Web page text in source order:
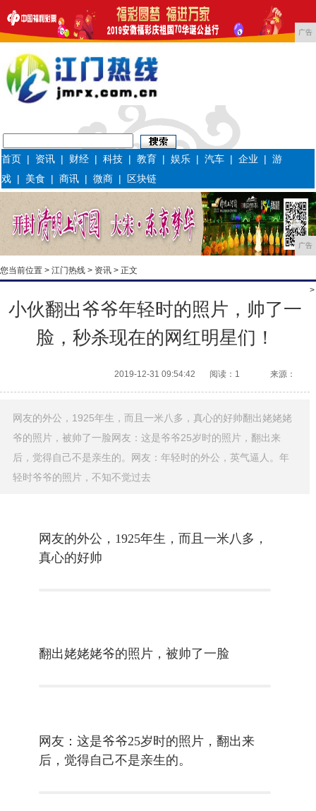
广告
首页 | 资讯 | 财经 |科技 |教育 |娱乐 |汽车 |企业 |游
戏 | 美食 |商讯 |微商 | 区块链
广告
您当前位置 > 江门热线 > 资讯 > 正文
>
小伙翻出爷爷年轻时的照片，帅了一
脸，秒杀现在的网红明星们！
2019-12-31 09:54:42 阅读：1 来源：
网友的外公，1925年生，而且一米八多，真心的好帅翻出姥姥姥
爷的照片，被帅了一脸网友：这是爷爷25岁时的照片，翻出来
后，觉得自己不是亲生的。网友：年轻时的外公，英气逼人。年
轻时爷爷的照片，不知不觉过去
网友的外公，1925年生，而且一米八多，
真心的好帅
翻出姥姥姥爷的照片，被帅了一脸
网友：这是爷爷25岁时的照片，翻出来
后，觉得自己不是亲生的。